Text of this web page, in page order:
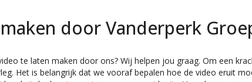
door Vanderperk
te laten maken door ons? Wij helpen jou graag. Om een
Het is belangrijk dat we vooraf bepalen hoe de video eruit